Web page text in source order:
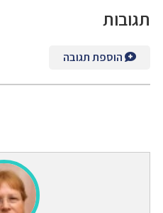
תגובות
הוספת תגובה